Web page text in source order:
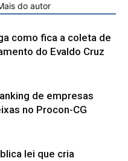
do autor
como fica a coleta de
do Evaldo Cruz
de empresas
no Procon-CG
lei que cria